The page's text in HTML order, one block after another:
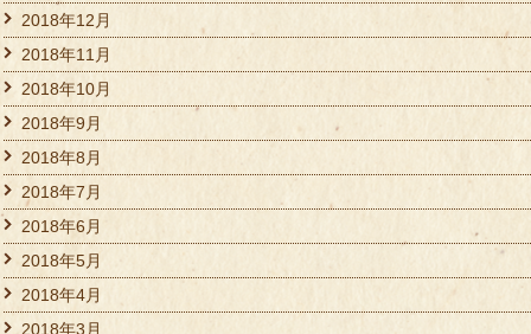
2018年12月
2018年11月
2018年10月
2018年9月
2018年8月
2018年7月
2018年6月
2018年5月
2018年4月
2018年3月